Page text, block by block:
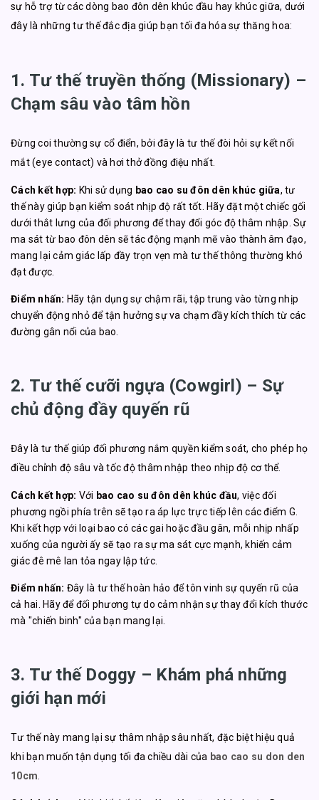
sự hỗ trợ từ các dòng bao đôn dên khúc đầu hay khúc giữa, dưới
đây là những tư thế đắc địa giúp bạn tối đa hóa sự thăng hoa:
1. Tư thế truyền thống (Missionary) –
Chạm sâu vào tâm hồn
Đừng coi thường sự cổ điển, bởi đây là tư thế đòi hỏi sự kết nối
mắt (eye contact) và hơi thở đồng điệu nhất.
Cách kết hợp: Khi sử dụng bao cao su đôn dên khúc giữa, tư
thế này giúp bạn kiểm soát nhịp độ rất tốt. Hãy đặt một chiếc gối
dưới thắt lưng của đối phương để thay đổi góc độ thâm nhập. Sự
ma sát từ bao đôn dên sẽ tác động mạnh mẽ vào thành âm đạo,
mang lại cảm giác lấp đầy trọn vẹn mà tư thế thông thường khó
đạt được.
Điểm nhấn: Hãy tận dụng sự chậm rãi, tập trung vào từng nhịp
chuyển động nhỏ để tận hưởng sự va chạm đầy kích thích từ các
đường gân nổi của bao.
2. Tư thế cưỡi ngựa (Cowgirl) – Sự
chủ động đầy quyến rũ
Đây là tư thế giúp đối phương nắm quyền kiểm soát, cho phép họ
điều chỉnh độ sâu và tốc độ thâm nhập theo nhịp độ cơ thể.
Cách kết hợp: Với bao cao su đôn dên khúc đầu, việc đối
phương ngồi phía trên sẽ tạo ra áp lực trực tiếp lên các điểm G.
Khi kết hợp với loại bao có các gai hoặc đầu gân, mỗi nhịp nhấp
xuống của người ấy sẽ tạo ra sự ma sát cực mạnh, khiến cảm
giác đê mê lan tỏa ngay lập tức.
Điểm nhấn: Đây là tư thế hoàn hảo để tôn vinh sự quyến rũ của
cả hai. Hãy để đối phương tự do cảm nhận sự thay đổi kích thước
mà "chiến binh" của bạn mang lại.
3. Tư thế Doggy – Khám phá những
giới hạn mới
Tư thế này mang lại sự thâm nhập sâu nhất, đặc biệt hiệu quả
khi bạn muốn tận dụng tối đa chiều dài của bao cao su don den
10cm.